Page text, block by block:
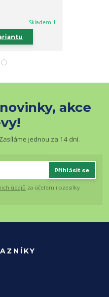
Skladem 1
akce
jednou za 14 dní.
Přihlásit se
údajů za účelem rozesílky